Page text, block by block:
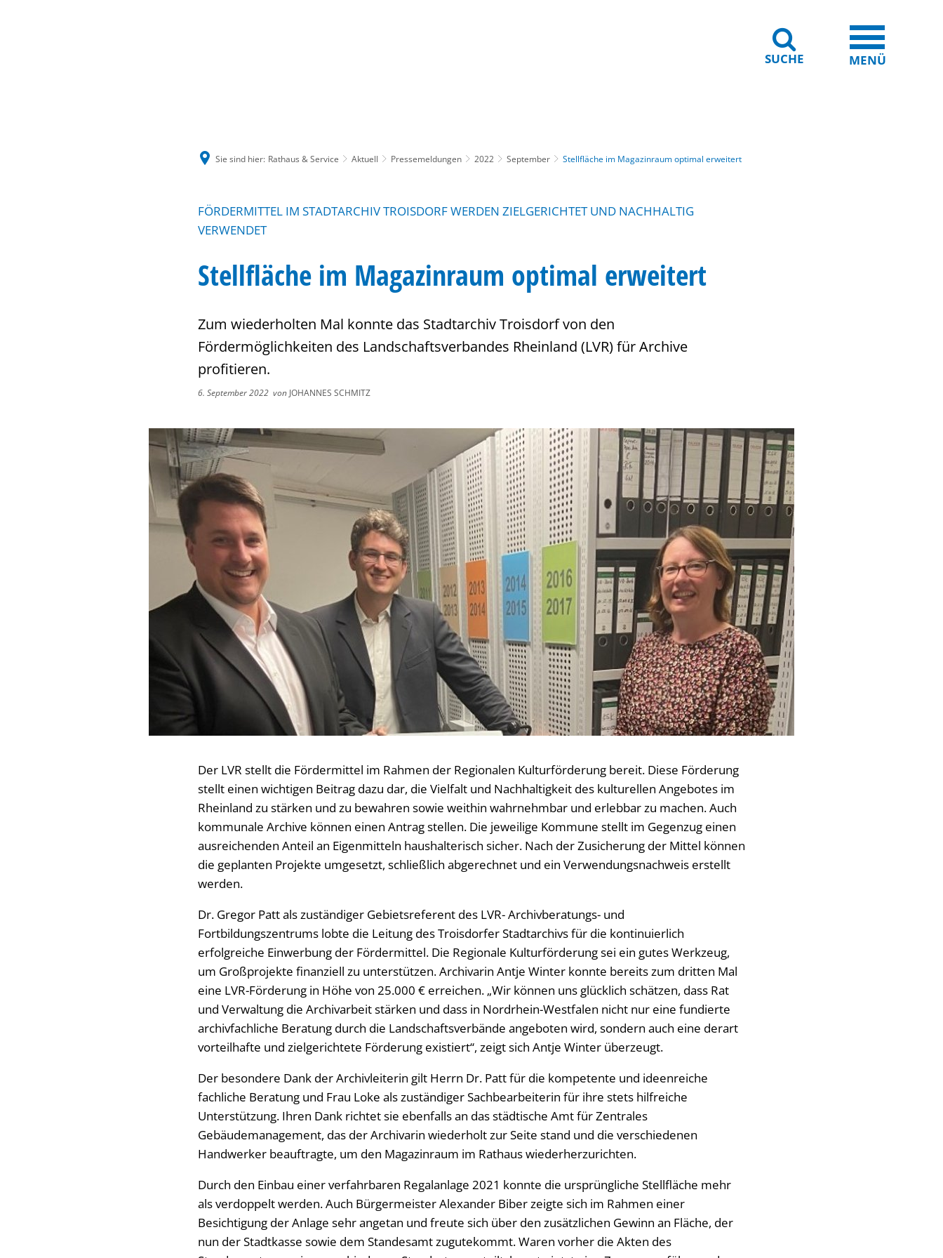
SUCHE MENÜ
Sie sind hier: Rathaus & Service Aktuell Pressemeldungen 2022 September Stellfläche im Magazinraum optimal erweitert
FÖRDERMITTEL IM STADTARCHIV TROISDORF WERDEN ZIELGERICHTET UND NACHHALTIG
VERWENDET
Stellfläche im Magazinraum optimal erweitert
Zum wiederholten Mal konnte das Stadtarchiv Troisdorf von den
Fördermöglichkeiten des Landschaftsverbandes Rheinland (LVR) für Archive
profitieren.
6. September 2022 von JOHANNES SCHMITZ
Der LVR stellt die Fördermittel im Rahmen der Regionalen Kulturförderung bereit. Diese Förderung
stellt einen wichtigen Beitrag dazu dar, die Vielfalt und Nachhaltigkeit des kulturellen Angebotes im
Rheinland zu stärken und zu bewahren sowie weithin wahrnehmbar und erlebbar zu machen. Auch
kommunale Archive können einen Antrag stellen. Die jeweilige Kommune stellt im Gegenzug einen
ausreichenden Anteil an Eigenmitteln haushalterisch sicher. Nach der Zusicherung der Mittel können
die geplanten Projekte umgesetzt, schließlich abgerechnet und ein Verwendungsnachweis erstellt
werden.
Dr. Gregor Patt als zuständiger Gebietsreferent des LVR- Archivberatungs- und
Fortbildungszentrums lobte die Leitung des Troisdorfer Stadtarchivs für die kontinuierlich
erfolgreiche Einwerbung der Fördermittel. Die Regionale Kulturförderung sei ein gutes Werkzeug,
um Großprojekte finanziell zu unterstützen. Archivarin Antje Winter konnte bereits zum dritten Mal
eine LVR-Förderung in Höhe von 25.000 € erreichen. „Wir können uns glücklich schätzen, dass Rat
und Verwaltung die Archivarbeit stärken und dass in Nordrhein-Westfalen nicht nur eine fundierte
archivfachliche Beratung durch die Landschaftsverbände angeboten wird, sondern auch eine derart
vorteilhafte und zielgerichtete Förderung existiert“, zeigt sich Antje Winter überzeugt.
Der besondere Dank der Archivleiterin gilt Herrn Dr. Patt für die kompetente und ideenreiche
fachliche Beratung und Frau Loke als zuständiger Sachbearbeiterin für ihre stets hilfreiche
Unterstützung. Ihren Dank richtet sie ebenfalls an das städtische Amt für Zentrales
Gebäudemanagement, das der Archivarin wiederholt zur Seite stand und die verschiedenen
Handwerker beauftragte, um den Magazinraum im Rathaus wiederherzurichten.
Durch den Einbau einer verfahrbaren Regalanlage 2021 konnte die ursprüngliche Stellfläche mehr
als verdoppelt werden. Auch Bürgermeister Alexander Biber zeigte sich im Rahmen einer
Besichtigung der Anlage sehr angetan und freute sich über den zusätzlichen Gewinn an Fläche, der
nun der Stadtkasse sowie dem Standesamt zugutekommt. Waren vorher die Akten des